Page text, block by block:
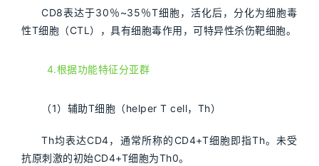
CD8表达于30％~35％T细胞，活化后，分化为细胞毒
性T细胞（CTL），具有细胞毒作用，可特异性杀伤靶细胞。
4.根据功能特征分亚群
（1）辅助T细胞（helper T cell，Th）
Th均表达CD4，通常所称的CD4+T细胞即指Th。未受
抗原刺激的初始CD4+T细胞为Th0。